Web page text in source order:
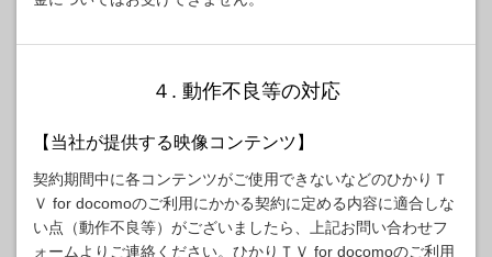
４. 動作不良等の対応
【当社が提供する映像コンテンツ】
契約期間中に各コンテンツがご使用できないなどのひかりＴ
Ｖ for docomoのご利用にかかる契約に定める内容に適合しな
い点（動作不良等）がございましたら、上記お問い合わせフ
ォームよりご連絡ください。ひかりＴＶ for docomoのご利用